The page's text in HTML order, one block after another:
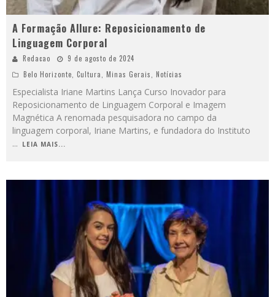
A Formação Allure: Reposicionamento de
Linguagem Corporal
Redacao
9 de agosto de 2024
Belo Horizonte, Cultura, Minas Gerais, Notícias
Especialista Iriane Martins Lança Curso Inovador para
Reposicionamento de Linguagem Corporal e Imagem
Magnética A renomada pesquisadora no campo da
linguagem corporal, Iriane Martins, e fundadora do Instituto
...
LEIA MAIS...